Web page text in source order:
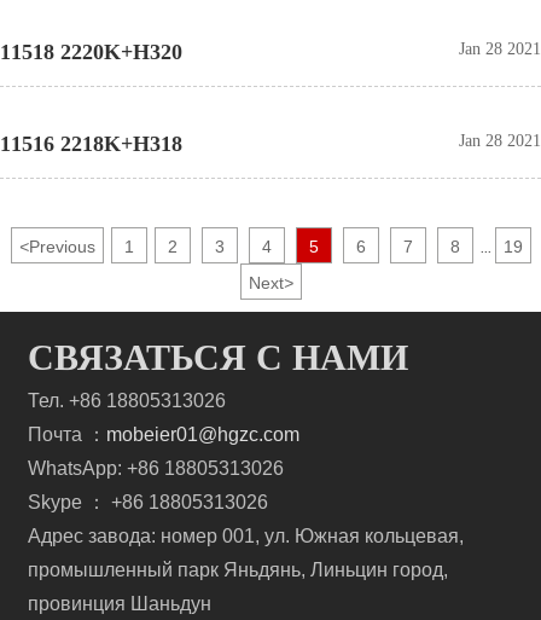
11518 2220K+H320 Jan 28 2021
11516 2218K+H318 Jan 28 2021
<Previous 1 2 3 4 5 6 7 8
19
Next>
СВЯЗАТЬСЯ С НАМИ
Тел. +86 18805313026
Почта ： mobeier01@hgzc.com
WhatsApp: +86 18805313026
Skype ： +86 18805313026
Адрес завода: номер 001, ул. Южная кольцевая,
промышленный парк Яньдянь, Линьцин город,
провинция Шаньдун